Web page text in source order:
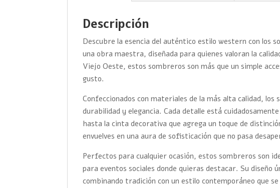
Descripción
Descubre la esencia del auténtico estilo western con los
una obra maestra, diseñada para quienes valoran la
Viejo Oeste, estos sombreros son más que un simple
gusto.
Confeccionados con materiales de la más alta calidad,
durabilidad y elegancia. Cada detalle está
hasta la cinta decorativa que agrega un toque de
envuelves en una aura de sofisticación que no pasa
Perfectos para cualquier ocasión, estos sombreros son
para eventos sociales donde quieras destacar. Su diseño
combinando tradición con un estilo contemporáneo que